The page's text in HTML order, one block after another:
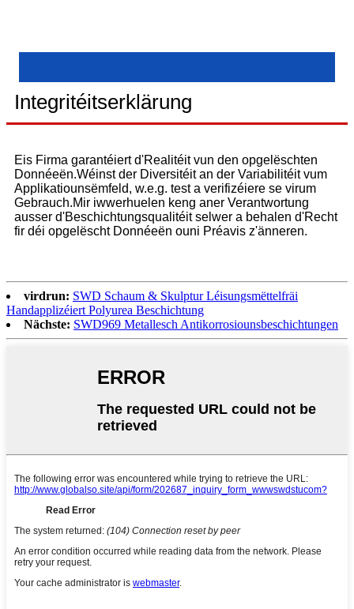
Integritéitserklärung
Eis Firma garantéiert d'Realitéit vun den opgelëschten
Donnéeën.Wéinst der Diversitéit an der Variabilitéit vum
Applikatiounsëmfeld, w.e.g. test a verifizéiere se virum
Gebrauch.Mir iwwerhuelen keng aner Verantwortung
ausser d'Beschichtungsqualitéit selwer a behalen d'Recht
fir déi opgelëscht Donnéeën ouni Préavis z'änneren.
virdrun: SWD Schaum & Skulptur Léisungsmëttelfräi
Handapplizéiert Polyurea Beschichtung
Nächste: SWD969 Metallesch Antikorrosiounsbeschichtungen